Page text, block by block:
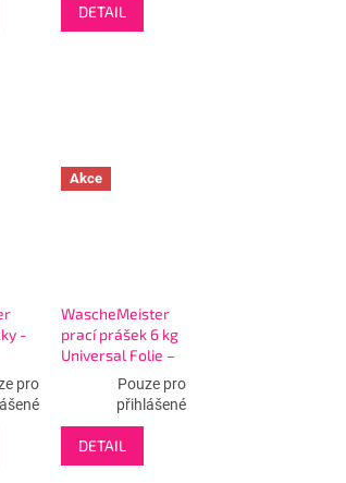
DETAIL
-
pro
Akce
WascheMeister
prací prášek 6 kg
Universal Folie –
Pouze pro
přihlášené
DETAIL